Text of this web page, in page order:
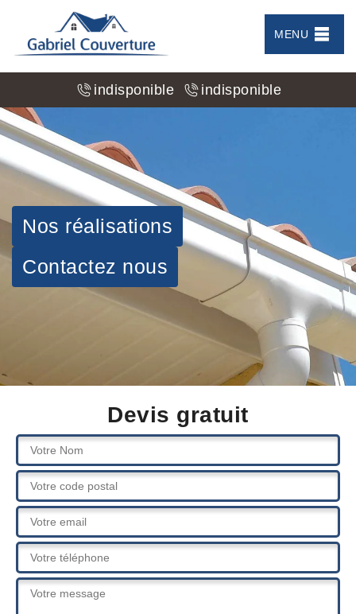
MENU
indisponible indisponible
Nos réalisations
Contactez nous
Devis gratuit